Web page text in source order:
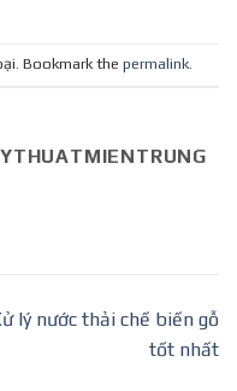
Bookmark the permalink.
lý nước thải chế biến gỗ
tốt nhất